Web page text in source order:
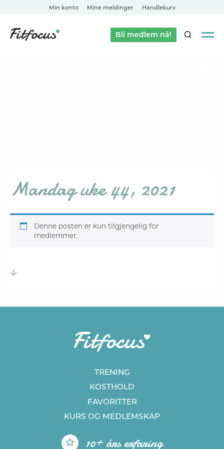
Min konto Mine meldinger Handlekurv
Bli medlem nå!SØK
Mandag uke 44, 2021
Denne posten er kun tilgjengelig for
medlemmer.
TRENING
KOSTHOLD
FAVORITTER
KURS OG MEDLEMSKAP
10+ års erfaring